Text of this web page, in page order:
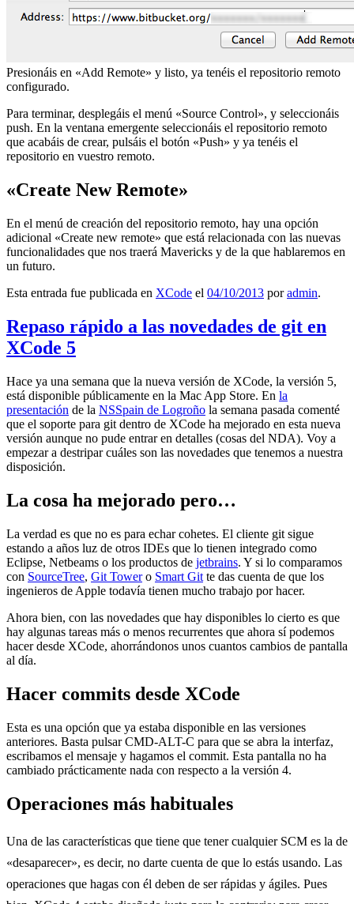
Presionáis en «Add Remote» y listo, ya tenéis el repositorio remoto
configurado.
Para terminar, desplegáis el menú «Source Control», y seleccionáis
push. En la ventana emergente seleccionáis el repositorio remoto
que acabáis de crear, pulsáis el botón «Push» y ya tenéis el
repositorio en vuestro remoto.
«Create New Remote»
En el menú de creación del repositorio remoto, hay una opción
adicional «Create new remote» que está relacionada con las nuevas
funcionalidades que nos traerá Mavericks y de la que hablaremos en
un futuro.
Esta entrada fue publicada en XCode el 04/10/2013 poradmin.
Repaso rápido a las novedades de git en
XCode 5
Hace ya una semana que la nueva versión de XCode, la versión 5,
está disponible públicamente en la Mac App Store. En la
presentación de la NSSpain de Logroño la semana pasada comenté
que el soporte para git dentro de XCode ha mejorado en esta nueva
versión aunque no pude entrar en detalles (cosas del NDA). Voy a
empezar a destripar cuáles son las novedades que tenemos a nuestra
disposición.
La cosa ha mejorado pero…
La verdad es que no es para echar cohetes. El cliente git sigue
estando a años luz de otros IDEs que lo tienen integrado como
Eclipse, Netbeams o los productos de jetbrains. Y si lo comparamos
con SourceTree, Git Towero Smart Git te das cuenta de que los
ingenieros de Apple todavía tienen mucho trabajo por hacer.
Ahora bien, con las novedades que hay disponibles lo cierto es que
hay algunas tareas más o menos recurrentes que ahora sí podemos
hacer desde XCode, ahorrándonos unos cuantos cambios de pantalla
al día.
Hacer commits desde XCode
Esta es una opción que ya estaba disponible en las versiones
anteriores. Basta pulsar CMD-ALT-C para que se abra la interfaz,
escribamos el mensaje y hagamos el commit. Esta pantalla no ha
cambiado prácticamente nada con respecto a la versión 4.
Operaciones más habituales
Una de las características que tiene que tener cualquier SCM es la de
«desaparecer», es decir, no darte cuenta de que lo estás usando. Las
operaciones que hagas con él deben de ser rápidas y ágiles. Pues